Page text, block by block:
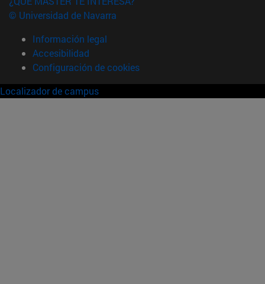
© Universidad de Navarra
Información legal
Accesibilidad
Configuración de cookies
Localizador de campus